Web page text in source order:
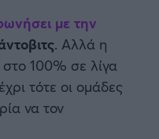
με την
. Αλλά η
100% σε λίγα
τότε οι ομάδες
να τον